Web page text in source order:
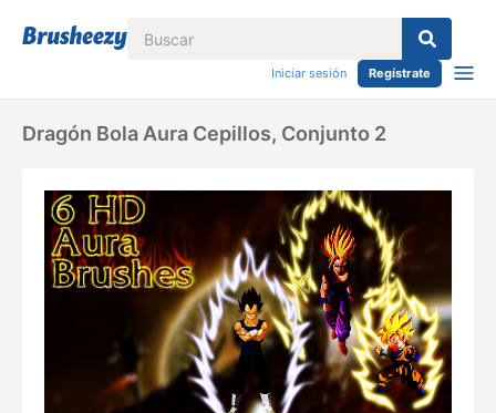
Iniciar sesión Regístrate
Dragón Bola Aura Cepillos, Conjunto 2